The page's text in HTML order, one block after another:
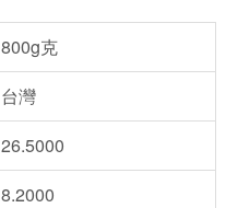
800g克
台灣
26.5000
8.2000